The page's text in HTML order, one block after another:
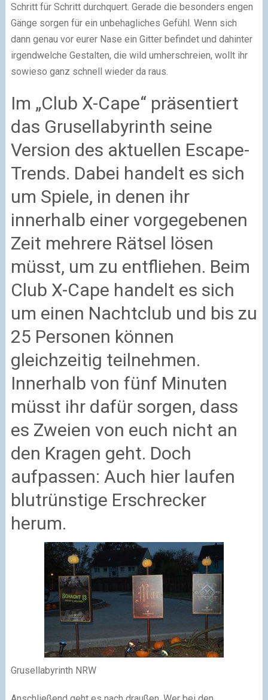
Schritt für Schritt durchquert. Gerade die besonders engen
Gänge sorgen für ein unbehagliches Gefühl. Wenn sich
dann genau vor eurer Nase ein Gitter befindet und dahinter
irgendwelche Gestalten, die wild umherschreien, wollt ihr
sowieso ganz schnell wieder da raus.
Im „Club X-Cape“ präsentiert
das Grusellabyrinth seine
Version des aktuellen Escape-
Trends. Dabei handelt es sich
um Spiele, in denen ihr
innerhalb einer vorgegebenen
Zeit mehrere Rätsel lösen
müsst, um zu entfliehen. Beim
Club X-Cape handelt es sich
um einen Nachtclub und bis zu
25 Personen können
gleichzeitig teilnehmen.
Innerhalb von fünf Minuten
müsst ihr dafür sorgen, dass
es Zweien von euch nicht an
den Kragen geht. Doch
aufpassen: Auch hier laufen
blutrünstige Erschrecker
herum.
Grusellabyrinth NRW